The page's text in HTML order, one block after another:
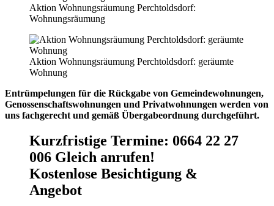
Aktion Wohnungsräumung Perchtoldsdorf:
Wohnungsräumung
Aktion Wohnungsräumung Perchtoldsdorf: geräumte
Wohnung
Entrümpelungen für die Rückgabe von Gemeindewohnungen,
Genossenschaftswohnungen und Privatwohnungen werden von
uns fachgerecht und gemäß Übergabeordnung durchgeführt.
Kurzfristige Termine: 0664 22 27
006 Gleich anrufen!
Kostenlose Besichtigung &
Angebot